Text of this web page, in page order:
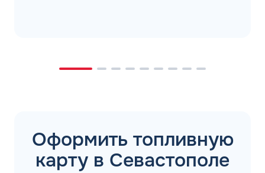
Оформить топливную
карту в Севастополе